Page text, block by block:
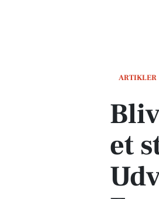
ARTIKLER
Bliv IT
et